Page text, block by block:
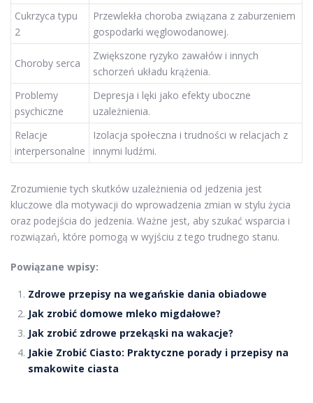
Cukrzyca typu
2
Przewlekła choroba związana z zaburzeniem
gospodarki węglowodanowej.
Choroby serca
Zwiększone ryzyko zawałów i innych
schorzeń układu krążenia.
Problemy
psychiczne
Depresja i lęki jako efekty uboczne
uzależnienia.
Relacje
interpersonalne
Izolacja społeczna i trudności w relacjach z
innymi ludźmi.
Zrozumienie tych skutków uzależnienia od jedzenia jest
kluczowe dla motywacji do wprowadzenia zmian w stylu życia
oraz podejścia do jedzenia. Ważne jest, aby szukać wsparcia i
rozwiązań, które pomogą w wyjściu z tego trudnego stanu.
Powiązane wpisy:
Zdrowe przepisy na wegańskie dania obiadowe
Jak zrobić domowe mleko migdałowe?
Jak zrobić zdrowe przekąski na wakacje?
Jakie Zrobić Ciasto: Praktyczne porady i przepisy na
smakowite ciasta